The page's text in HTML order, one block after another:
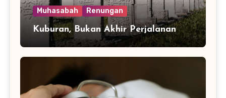
Muhasabah Renungan
Kuburan, Bukan Akhir Perjalanan